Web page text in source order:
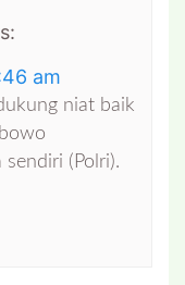
am
niat baik
(Polri).